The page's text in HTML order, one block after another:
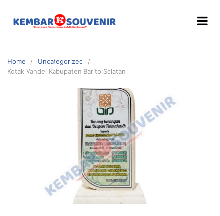
Home
Uncategorized
Kotak Vandel Kabupaten Barito Selatan